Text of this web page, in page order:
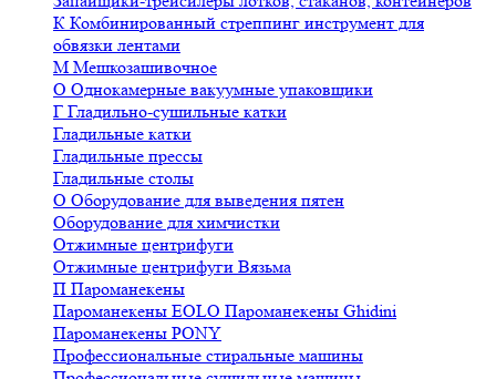
К Комбинированный стреппинг инструмент для
обвязки лентами
М Мешкозашивочное
О Однокамерные вакуумные упаковщики
Г Гладильно-сушильные катки
Гладильные катки
Гладильные прессы
Гладильные столы
О Оборудование для выведения пятен
Оборудование для химчистки
Отжимные центрифуги
Отжимные центрифуги Вязьма
П Пароманекены
Пароманекены EOLO Пароманекены Ghidini
Пароманекены PONY
Профессиональные стиральные машины